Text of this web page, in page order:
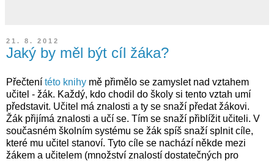
21. 8. 2012
Jaký by měl být cíl žáka?
Přečtení této knihy mě přimělo se zamyslet nad vztahem
učitel - žák. Každý, kdo chodil do školy si tento vztah umí
představit. Učitel má znalosti a ty se snaží předat žákovi.
Žák přijímá znalosti a učí se. Tím se snaží přiblížit učiteli. V
současném školním systému se žák spíš snaží splnit cíle,
které mu učitel stanoví. Tyto cíle se nachází někde mezi
žákem a učitelem (množství znalostí dostatečných pro